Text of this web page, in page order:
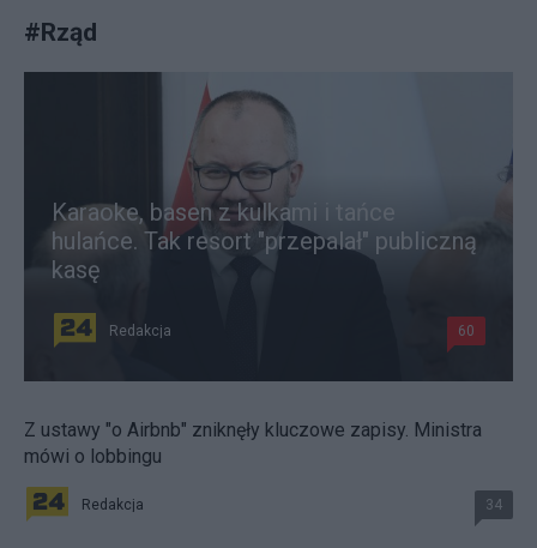
#Rząd
Karaoke, basen z kulkami i tańce
hulańce. Tak resort "przepalał" publiczną
kasę
Redakcja 60
Z ustawy "o Airbnb" zniknęły kluczowe zapisy. Ministra
mówi o lobbingu
Redakcja 34